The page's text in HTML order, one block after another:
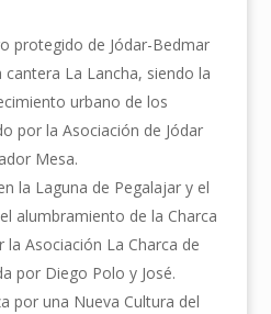
protegido de Jódar-Bedmar
La Lancha, siendo la
urbano de los
por la Asociación de Jódar
Mesa.
la Laguna de Pegalajar y el
alumbramiento de la Charca
la Asociación La Charca de
por Diego Polo y José.
por una Nueva Cultura del